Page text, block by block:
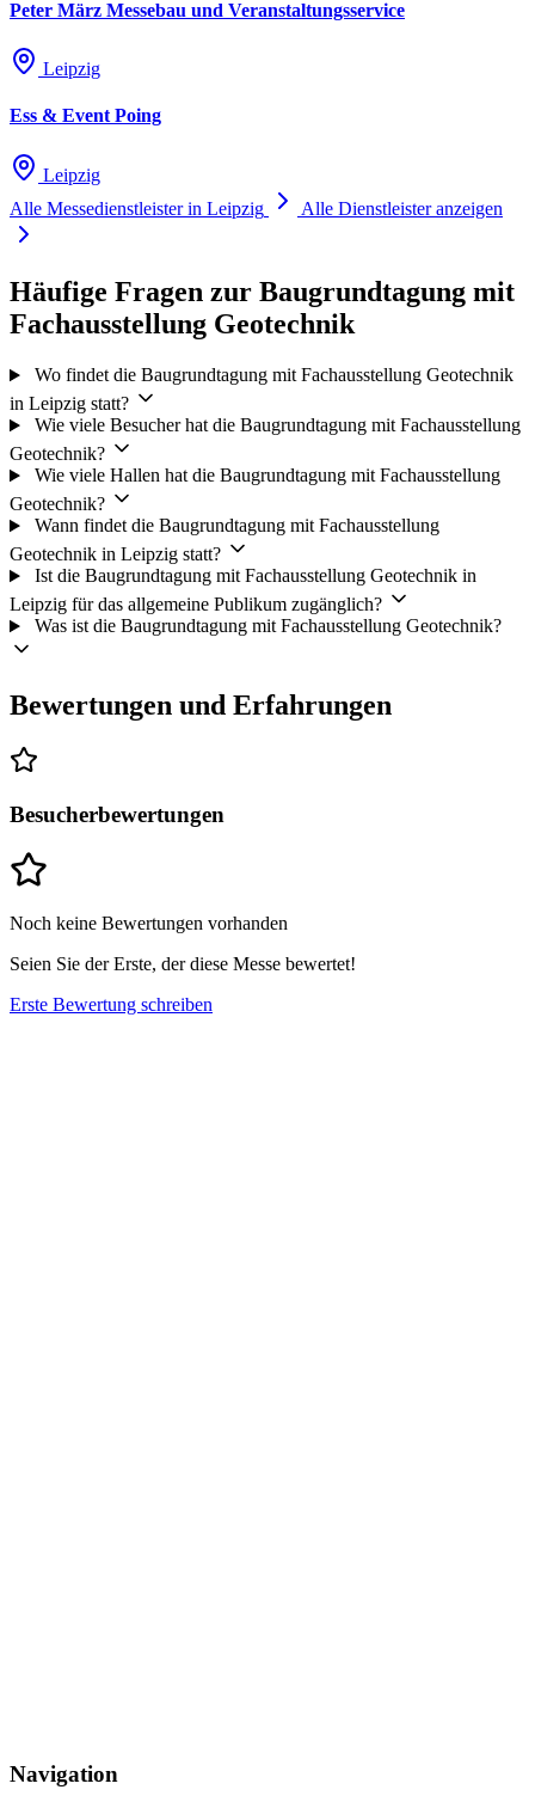
Peter März Messebau und Veranstaltungsservice
Leipzig
Ess & Event Poing
Leipzig
Alle Messedienstleister in Leipzig
Alle Dienstleister anzeigen
Häufige Fragen zur Baugrundtagung mit
Fachausstellung Geotechnik
Wo findet die Baugrundtagung mit Fachausstellung Geotechnik
in Leipzig statt?
Wie viele Besucher hat die Baugrundtagung mit Fachausstellung
Geotechnik?
Wie viele Hallen hat die Baugrundtagung mit Fachausstellung
Geotechnik?
Wann findet die Baugrundtagung mit Fachausstellung
Geotechnik in Leipzig statt?
Ist die Baugrundtagung mit Fachausstellung Geotechnik in
Leipzig für das allgemeine Publikum zugänglich?
Was ist die Baugrundtagung mit Fachausstellung Geotechnik?
Bewertungen und Erfahrungen
Besucherbewertungen
Noch keine Bewertungen vorhanden
Seien Sie der Erste, der diese Messe bewertet!
Erste Bewertung schreiben
Navigation